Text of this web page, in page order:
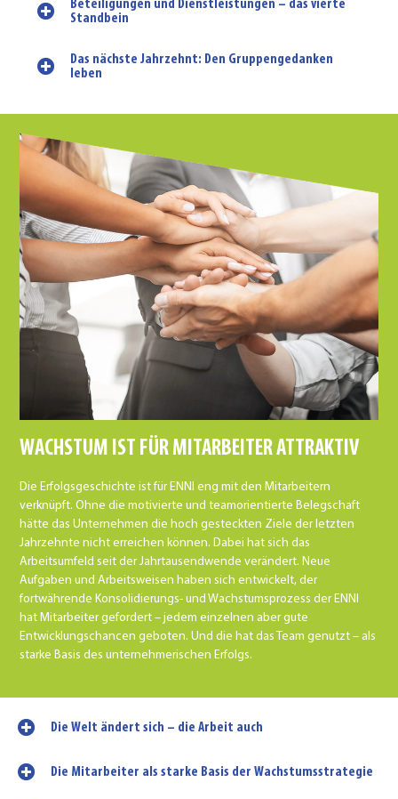
Beteiligungen und Dienstleistungen – das vierte
Standbein
Das nächste Jahrzehnt: Den Gruppengedanken
leben
WACHSTUM IST FÜR MITARBEITER ATTRAKTIV
Die Erfolgsgeschichte ist für ENNI eng mit den Mitarbeitern
verknüpft. Ohne die motivierte und teamorientierte Belegschaft
hätte das Unternehmen die hoch gesteckten Ziele der letzten
Jahrzehnte nicht erreichen können. Dabei hat sich das
Arbeitsumfeld seit der Jahrtausendwende verändert. Neue
Aufgaben und Arbeitsweisen haben sich entwickelt, der
fortwährende Konsolidierungs- und Wachstumsprozess der ENNI
hat Mitarbeiter gefordert – jedem einzelnen aber gute
Entwicklungschancen geboten. Und die hat das Team genutzt – als
starke Basis des unternehmerischen Erfolgs.
Die Welt ändert sich – die Arbeit auch
Die Mitarbeiter als starke Basis der Wachstumsstrategie